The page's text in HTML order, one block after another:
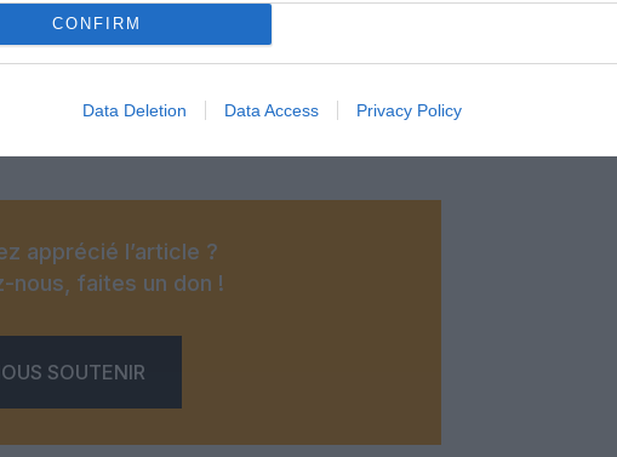
CONFIRM
Data Deletion Data Access Privacy Policy
Saturday after flight MU5406 landed from
An investigation has been opened by
May 2, 2026
apprécié l’article ?
nous, faites un don !
SOUTENIR